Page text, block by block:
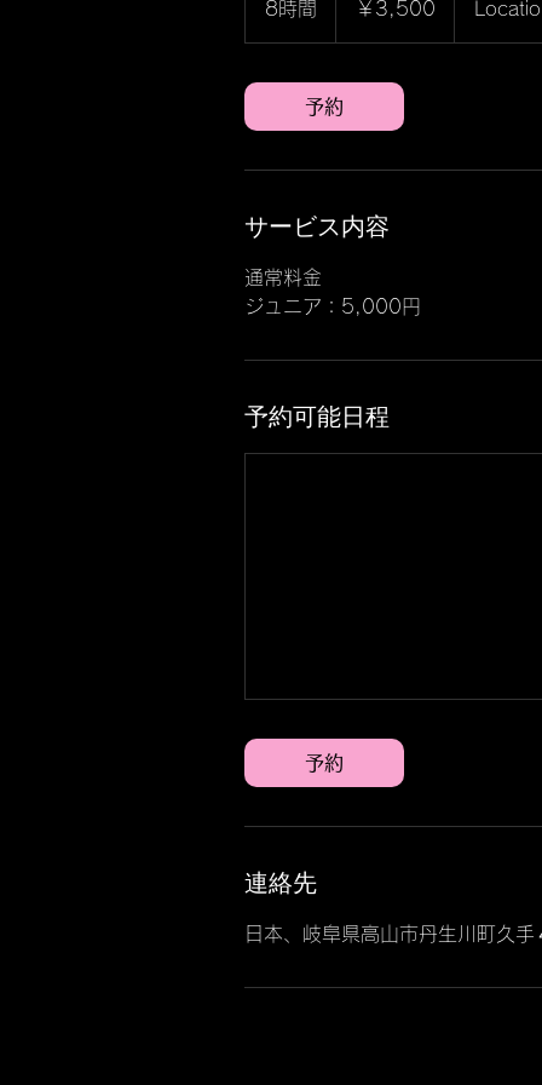
8時間 ￥3,500
予約
サービス内容
通常料金
ジュニア：5,000円
予約可能日程
予約
連絡先
日本、岐阜県高山市丹生川町久手